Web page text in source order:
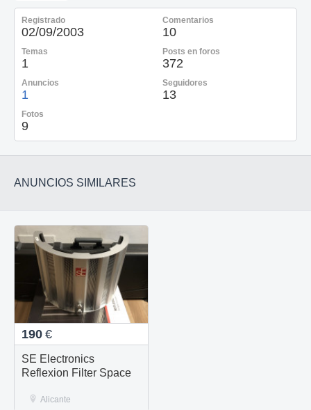
Registrado
02/09/2003
Comentarios
10
Temas
1
Posts en foros
372
Anuncios
1
Seguidores
13
Fotos
9
ANUNCIOS SIMILARES
190 €
SE Electronics
Reflexion Filter Space
Alicante